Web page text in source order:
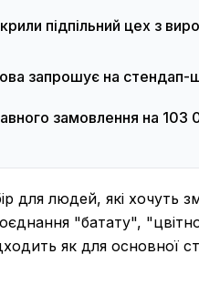
підпільний цех з
запрошує на стендап-
замовлення на
для людей, які хочуть
"батату",
як для основної